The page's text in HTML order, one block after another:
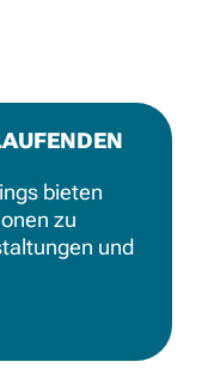
bieten
zu
und